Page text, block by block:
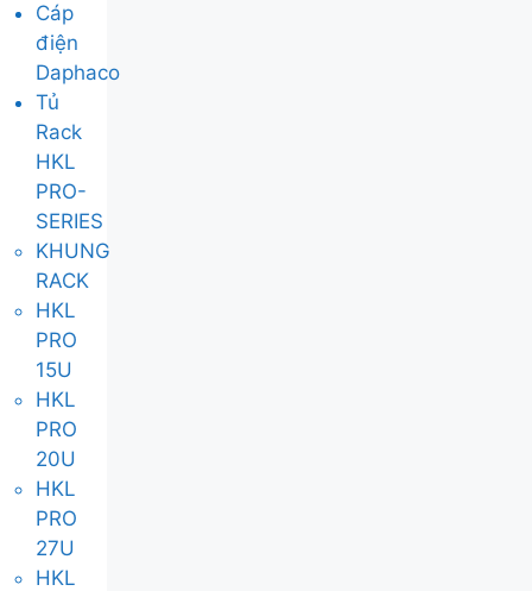
Cáp
điện
Daphaco
Tủ
Rack
HKL
PRO-
SERIES
KHUNG
RACK
HKL
PRO
15U
HKL
PRO
20U
HKL
PRO
27U
HKL